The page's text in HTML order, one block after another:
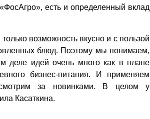
есть и определенный вклад
возможность вкусно и с пользой
блюд. Поэтому мы понимаем,
деле идей очень много как в плане
бизнес-питания. И применяем
смотрим за новинками. В целом у
Касаткина.